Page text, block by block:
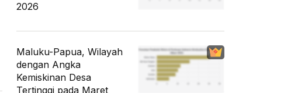
2026
Maluku-Papua, Wilayah
dengan Angka
Kemiskinan Desa
Tertinggi pada Maret